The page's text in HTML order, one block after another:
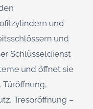
und
und
Schlüsseldienst
und öffnet sie
Tresoröffnung –